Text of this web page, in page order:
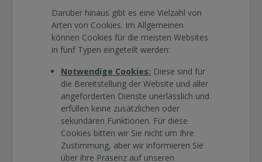
Darüber hinaus gibt es eine Vielzahl von
Arten von Cookies. Im Allgemeinen
können Cookies für die meisten Websites
in fünf Typen eingeteilt werden:
Notwendige Cookies: Diese sind für
die Bereitstellung der Website und aller
angeforderten Dienste unerlässlich und
erfüllen keine zusätzlichen oder
sekundären Funktionen. Für diese
Cookies bitten wir Sie nicht um Ihre
Zustimmung, aber wir informieren Sie
über ihre Präsenz auf unseren